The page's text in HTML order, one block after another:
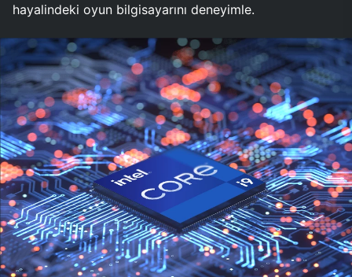
hayalindeki oyun bilgisayarını deneyimle.